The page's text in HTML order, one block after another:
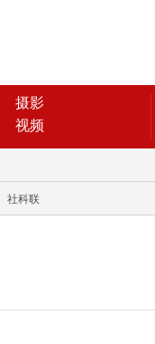
摄影
视频
社科联